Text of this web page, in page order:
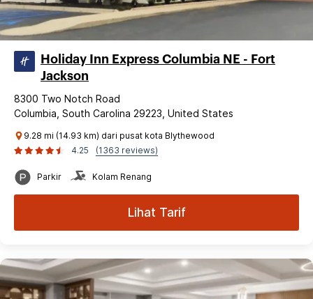
Holiday Inn Express Columbia NE - Fort
Jackson
8300 Two Notch Road
Columbia, South Carolina 29223, United States
9.28 mi (14.93 km) dari pusat kota Blythewood
4.25
(1363 reviews)
Parkir Kolam Renang
Lihat Tarif